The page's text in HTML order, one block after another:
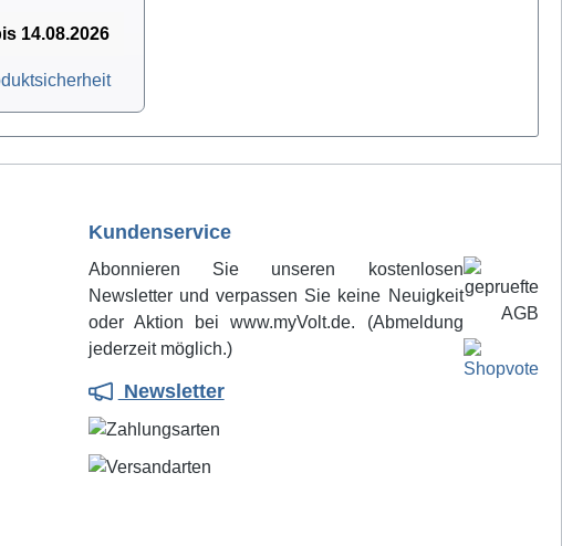
14.08.2026
Kundenservice
Abonnieren Sie unseren kostenlosen
Newsletter und verpassen Sie keine Neuigkeit
oder Aktion bei www.myVolt.de. (Abmeldung
jederzeit möglich.)
Newsletter